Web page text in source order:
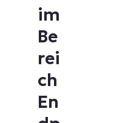
im
Be
rei
ch
En